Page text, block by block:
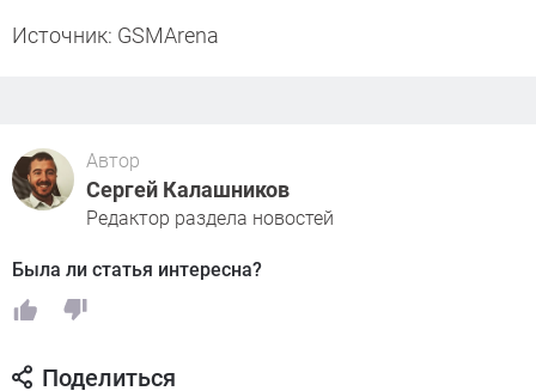
Источник: GSMArena
Автор
Сергей Калашников
Редактор раздела новостей
Была ли статья интересна?
Поделиться